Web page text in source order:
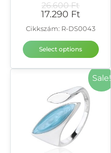
26.600Ft
17.290 Ft
Cikkszám: R-DS0043
Select options
Sale!